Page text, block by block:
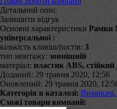
Детальний опис
Залишити відгук
Основні характеристики Рамки
універсальної :
кількість клавіш/постів: 3
тип монтажу: зовнішній
матеріал: пластик ABS,
Доданий: 29 травня 2020, 12:56
Оновлений: 29 травня 2020,
Категорія в каталозі: Вимикачі,
Схожі товари компанії: